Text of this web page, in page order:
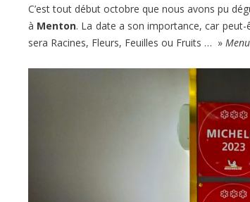
C’est tout début octobre que nous avons pu
à Menton. La date a son importance, car
sera Racines, Fleurs, Feuilles ou Fruits … »